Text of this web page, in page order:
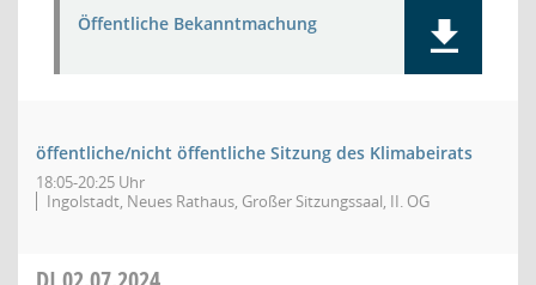
Öffentliche Bekanntmachung
öffentliche/nicht öffentliche Sitzung des Klimabeirats
18:05-20:25 Uhr
Ingolstadt, Neues Rathaus, Großer Sitzungssaal, II. OG